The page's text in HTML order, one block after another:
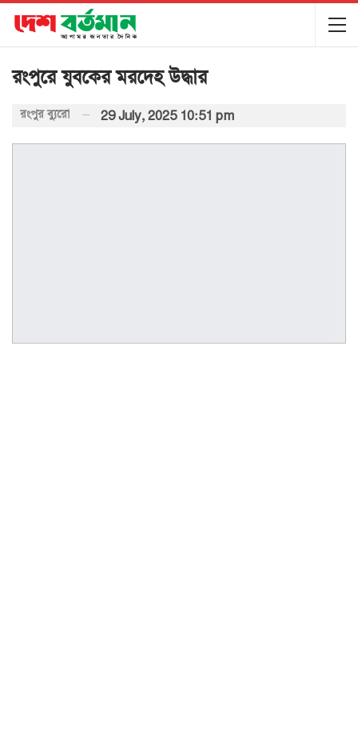
রংপুরে যুবকের মরদেহ উদ্ধার
রংপুর ব্যুরো 29 July, 2025 10:51 pm